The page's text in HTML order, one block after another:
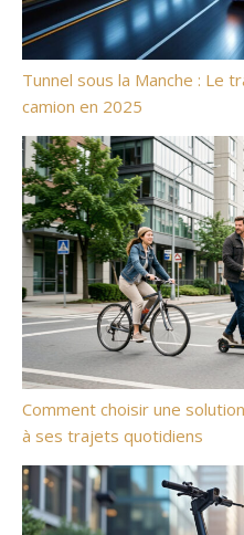
Tunnel sous la Manche : Le
camion en 2025
Comment choisir une
à ses trajets quotidiens